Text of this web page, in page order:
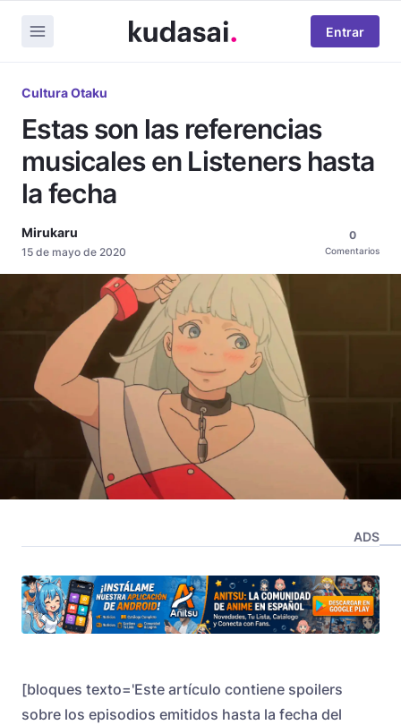
Entrar
Cultura Otaku
Estas son las referencias
musicales en Listeners hasta
la fecha
Mirukaru
15 de mayo de 2020
0
Comentarios
ADS
[bloques texto='Este artículo contiene spoilers
sobre los episodios emitidos hasta la fecha del